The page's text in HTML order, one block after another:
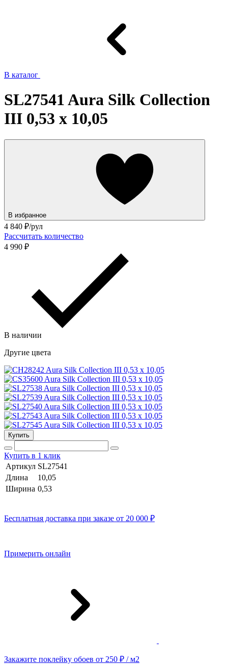
В каталог
SL27541 Aura Silk Collection
III 0,53 x 10,05
В избранное
4 840 ₽/рул
Рассчитать количество
4 990 ₽
В наличии
Другие цвета
Купить
Купить в 1 клик
Артикул SL27541
Длина
10,05
Ширина 0,53
Бесплатная доставка при заказе от 20 000 ₽
Примерить онлайн
Закажите поклейку обоев от 250 ₽ / м2